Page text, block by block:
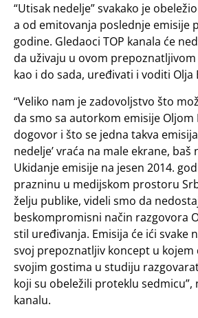
“Utisak nedelje” svakako je
a od emitovanja poslednje emisije
godine. Gledaoci TOP kanala će
da uživaju u ovom
kao i do sada, uređivati i voditi Olja
“Veliko nam je zadovoljstvo što
da smo sa autorkom emisije Oljom
dogovor i što se jedna takva
nedelje’ vraća na male ekrane, baš
Ukidanje emisije na jesen 2014.
prazninu u medijskom prostoru
želju publike, videli smo da
beskompromisni način razgovora
stil uređivanja. Emisija će ići svake
svoj prepoznatljiv koncept u kojem
svojim gostima u studiju
koji su obeležili proteklu sedmicu”,
kanalu.